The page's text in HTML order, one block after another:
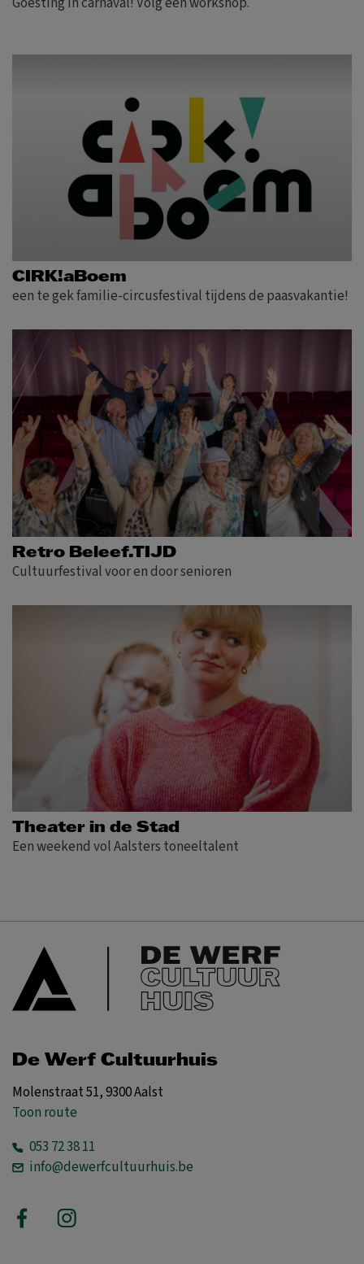
CIRK!aBoem
een te gek familie-circusfestival tijdens de paasvakantie!
Retro Beleef.TIJD
Cultuurfestival voor en door senioren
Theater in de Stad
Een weekend vol Aalsters toneeltalent
De Werf Cultuurhuis
Molenstraat 51, 9300 Aalst
Toon route
053 72 38 11
info@dewerfcultuurhuis.be